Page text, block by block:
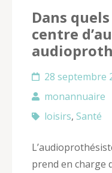
Dans
centre
28 septembre
monannuaire
loisirs, Santé
prend en charge